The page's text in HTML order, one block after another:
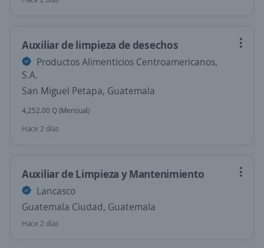
Auxiliar de limpieza de desechos
Productos Alimenticios Centroamericanos,
S.A.
San Miguel Petapa, Guatemala
4,252.00 Q (Mensual)
Hace 2 días
Auxiliar de Limpieza y Mantenimiento
Lancasco
Guatemala Ciudad, Guatemala
Hace 2 días